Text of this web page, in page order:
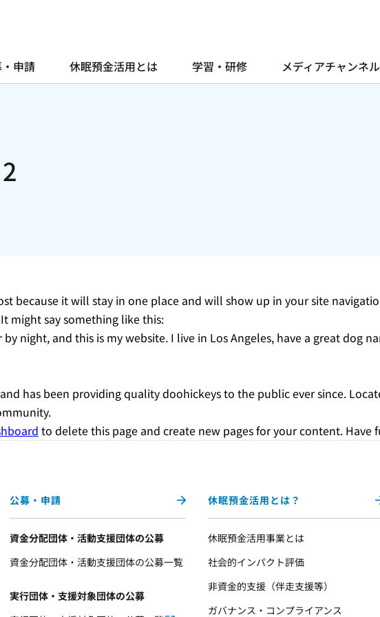
申請 休眠預金活用とは 学習・研修 メディアチャンネル
because it will stay in one place and will show up in your site
might say something like this:
night, and this is my website. I live in Los Angeles, have a great dog
has been providing quality doohickeys to the public ever since.
to delete this page and create new pages for your content. Have
公募・申請
資金分配団体・活動支援団体の公募
資金分配団体・活動支援団体の公募一覧
実行団体・支援対象団体の公募
休眠預金活用とは？
休眠預金活用事業とは
社会的インパクト評価
非資金的支援（伴走支援等）
ガバナンス・コンプライアンス